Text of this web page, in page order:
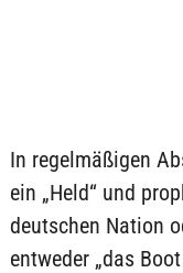
In regelmäßigen
ein „Held“ und
deutschen Nation
entweder „das